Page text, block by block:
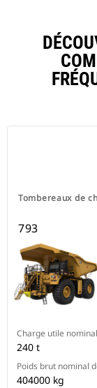
Tombereaux de
793
Charge utile
240 t
Poids brut nominal
404000 kg